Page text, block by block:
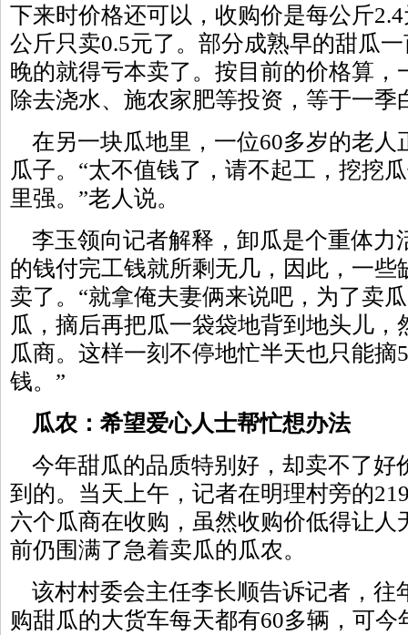
下来时价格还可以，收购价是每公斤
公斤只卖0.5元了。部分成熟早的甜瓜
晚的就得亏本卖了。按目前的价格算，
除去浇水、施农家肥等投资，等于一季
在另一块瓜地里，一位60多岁的老人
瓜子。“太不值钱了，请不起工，挖挖
里强。”老人说。
李玉领向记者解释，卸瓜是个重体力
的钱付完工钱就所剩无几，因此，一些
卖了。“就拿俺夫妻俩来说吧，为了卖
瓜，摘后再把瓜一袋袋地背到地头儿
瓜商。这样一刻不停地忙半天也只能摘
钱。”
瓜农：希望爱心人士帮忙想办法
今年甜瓜的品质特别好，却卖不了好
到的。当天上午，记者在明理村旁的
六个瓜商在收购，虽然收购价低得让人
前仍围满了急着卖瓜的瓜农。
该村村委会主任李长顺告诉记者，往
购甜瓜的大货车每天都有60多辆，可